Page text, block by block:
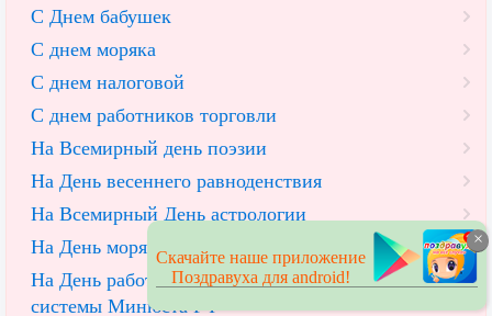
С Днем бабушек
С днем моряка
С днем налоговой
С днем работников торговли
На Всемирный день поэзии
На День весеннего равноденствия
На Всемирный День астрологии
На День моряка-подводника
На День работников уголовно-исполнительной
системы Минюста РФ
×
Скачайте наше приложение
Поздравуха для android!